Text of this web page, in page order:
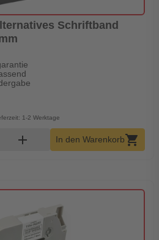
Schriftband
1-2 Werktage
Warenkorb Menge
add In den Warenkorbshopping_cart